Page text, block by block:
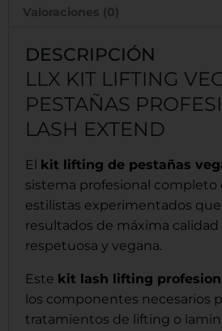
Valoraciones (0)
DESCRIPCIÓN
LLX KIT LIFTING
PESTAÑAS
LASH EXTEND
El kit lifting de pestañas
sistema profesional completo
estilistas experimentados
resultados de máxima
respetuosa y vegana.
Este kit lash lifting
los componentes necesarios
tratamientos de lifting o